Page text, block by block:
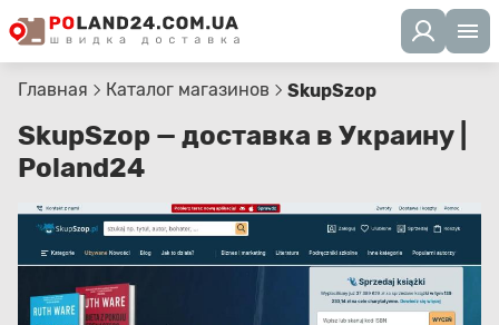
Главная Каталог магазинов SkupSzop
SkupSzop — доставка в Украину |
Poland24